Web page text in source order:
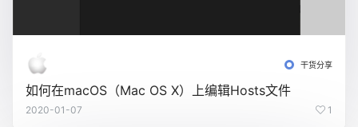
干货分享
如何在macOS（Mac OS X）上编辑Hosts文件
2020-01-07 1